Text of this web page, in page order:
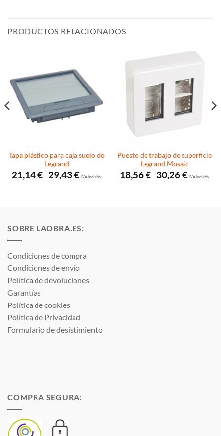
PRODUCTOS RELACIONADOS
Tapa plástico para caja suelo de
Legrand
21,14€- 29,43€Rango
de
I.V.A. incluido.
Puesto de trabajo de superficie
Legrand Mosaic
18,56€- 30,26€Rango
de
I.V.A. incluido.
SOBRE LAOBRA.ES:
Condiciones de compra
Condiciones de envío
Política de devoluciones
Garantías
Política de cookies
Política de Privacidad
Formulario de desistimiento
COMPRA SEGURA: